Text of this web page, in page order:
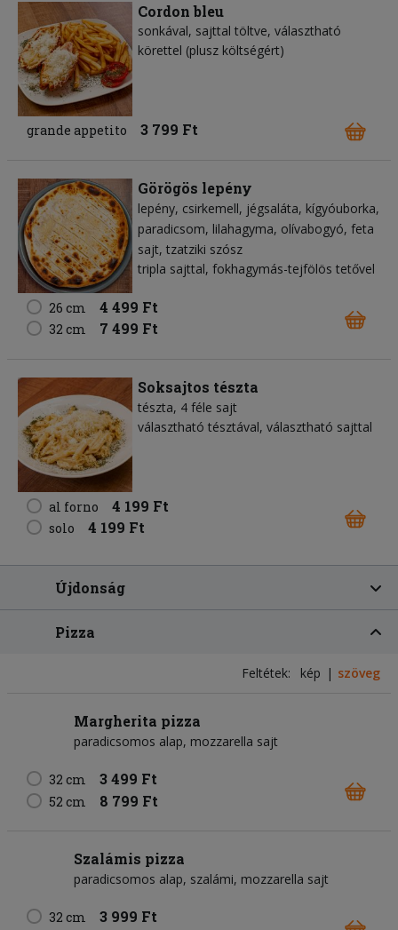
Cordon bleu
sonkával, sajttal töltve, választható
körettel (plusz költségért)
grande appetito 3 799 Ft
Görögös lepény
lepény csirkemell jégsaláta kígyóuborka
paradicsom lilahagyma olívabogyó feta
sajt tzatziki szósz
tripla sajttal, fokhagymás-tejfölös tetővel
26 cm 4 499 Ft
32 cm 7 499 Ft
Soksajtos tészta
tészta 4 féle sajt
választható tésztával, választható sajttal
al forno 4 199 Ft
solo 4 199 Ft
Újdonság
Pizza
Feltétek: kép szöveg
Margherita pizza
paradicsomos alap mozzarella sajt
32 cm 3 499 Ft
52 cm 8 799 Ft
Szalámis pizza
paradicsomos alap szalámi mozzarella sajt
32 cm
3 999 Ft